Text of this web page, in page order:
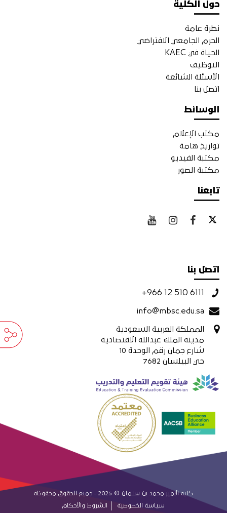
حول الكلية
نظرة عامة
الحرم الجامعي الافتراضي
الحياة في KAEC
التوظيف
الأسئلة الشائعة
اتصل بنا
الوسائط
مكتب الإعلام
تواريخ هامة
مكتبة الفيديو
مكتبة الصور
تابعنا
اتصل بنا
+966 12 510 6111
info@mbsc.edu.sa
المملكة العربية السعودية
مدينه الملك عبدالله الاقتصادية
شارع جمان رقم الوحدة 10
حي البيلسان 7682
كليه الامير محمد بن سلمان © 2025 - جميع الحقوق محفوظة
سياسة الخصوصية الشروط والأحكام